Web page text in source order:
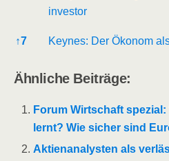
investor
↑7 Keynes: Der Öko­nom
Ähn­li­che Beiträge:
Forum Wirt­schaft
lernt? Wie sicher sind
Akti­en­ana­lys­ten als